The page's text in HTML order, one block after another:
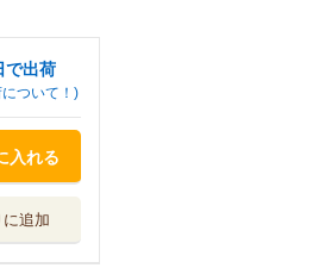
で出荷
ついて！)
入れる
追加